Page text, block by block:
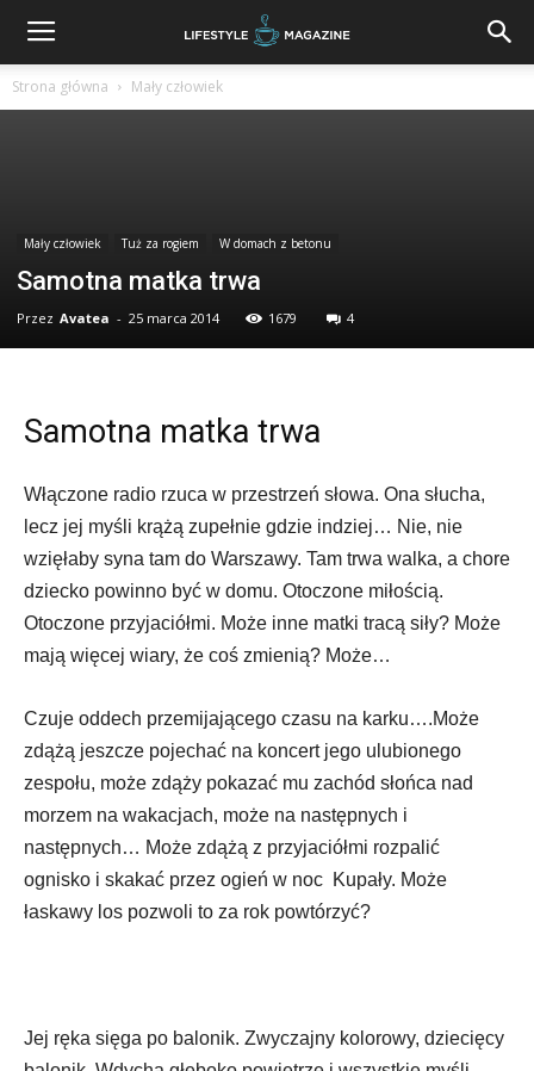
Strona główna Mały człowiek
Mały człowiek Tuż za rogiem W domach z betonu
Samotna matka trwa
Przez Avatea - 25 marca 2014 1679 4
Samotna matka trwa
Włączone radio rzuca w przestrzeń słowa. Ona słucha,
lecz jej myśli krążą zupełnie gdzie indziej… Nie, nie
wzięłaby syna tam do Warszawy. Tam trwa walka, a chore
dziecko powinno być w domu. Otoczone miłością.
Otoczone przyjaciółmi. Może inne matki tracą siły? Może
mają więcej wiary, że coś zmienią? Może…
Czuje oddech przemijającego czasu na karku….Może
zdążą jeszcze pojechać na koncert jego ulubionego
zespołu, może zdąży pokazać mu zachód słońca nad
morzem na wakacjach, może na następnych i
następnych… Może zdążą z przyjaciółmi rozpalić
ognisko i skakać przez ogień w noc Kupały. Może
łaskawy los pozwoli to za rok powtórzyć?
Jej ręka sięga po balonik. Zwyczajny kolorowy, dziecięcy